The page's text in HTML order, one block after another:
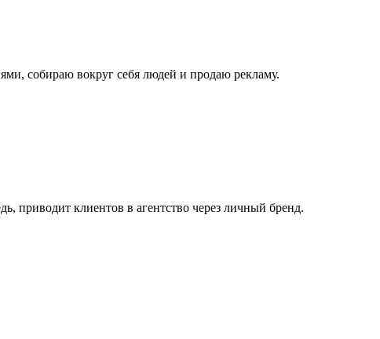
собираю вокруг себя людей и продаю рекламу.
приводит клиентов в агентство через личный бренд.